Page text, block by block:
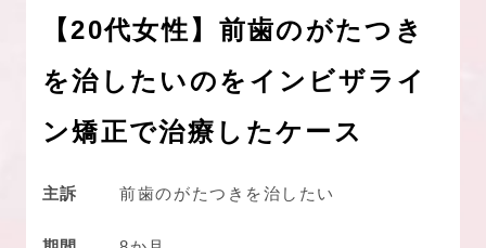
【20代女性】前歯のがたつき
を治したいのをインビザライ
ン矯正で治療したケース
主訴 前歯のがたつきを治したい